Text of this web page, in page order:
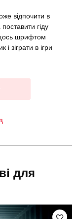
відпочити в
гіду
шрифтом
зіграти в ігри
для